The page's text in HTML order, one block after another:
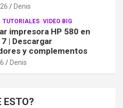
Denis
TUTORIALES VIDEO BIG
impresora HP 580 en
| Descargar
y complementos
Denis
ESTO?